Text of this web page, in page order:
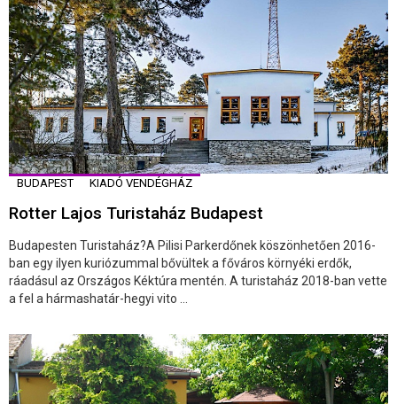
BUDAPEST KIADÓ VENDÉGHÁZ
Rotter Lajos Turistaház Budapest
Budapesten Turistaház?A Pilisi Parkerdőnek köszönhetően 2016-
ban egy ilyen kuriózummal bővültek a főváros környéki erdők,
ráadásul az Országos Kéktúra mentén. A turistaház 2018-ban vette
a fel a hármashatár-hegyi vito ...